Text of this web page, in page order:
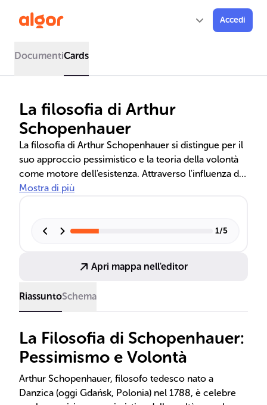
Accedi
DocumentiCards
La filosofia di Arthur
Schopenhauer
La filosofia di Arthur Schopenhauer si distingue per il
suo approccio pessimistico e la teoria della volontà
come motore dell'esistenza. Attraverso l'influenza di
Kant, Platone e le filosofie orientali, Schopenhauer
incessante. Propone l'arte, la compassione e l'ascesi
Mostra di più
1/5
Apri mappa nell'editor
RiassuntoSchema
La Filosofia di Schopenhauer:
Pessimismo e Volontà
Arthur Schopenhauer, filosofo tedesco nato a
Danzica (oggi Gdańsk, Polonia) nel 1788, è celebre